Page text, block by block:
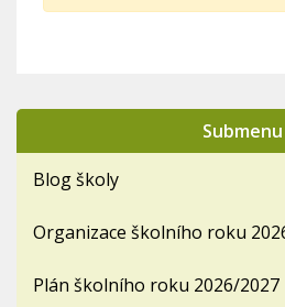
Submenu
Blog školy
Organizace školního roku
Plán školního roku 2026/2027